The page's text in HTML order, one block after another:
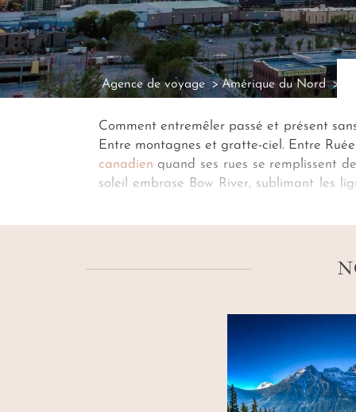
Agence de voyage Amérique du Nord
Comment entremêler passé et présent
Entre montagnes et gratte-ciel. Entre
canadien quand ses rues se remplissent
soleil embrase Bow River, sublimant les